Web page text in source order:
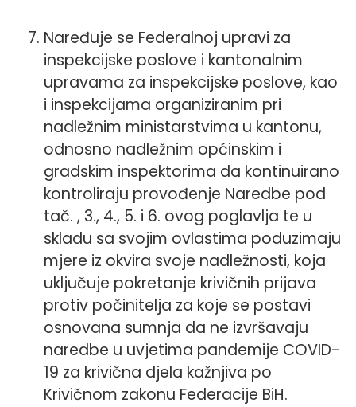
Naređuje se Federalnoj upravi za
inspekcijske poslove i kantonalnim
upravama za inspekcijske poslove, kao
i inspekcijama organiziranim pri
nadležnim ministarstvima u kantonu,
odnosno nadležnim općinskim i
gradskim inspektorima da kontinuirano
kontroliraju provođenje Naredbe pod
tač. , 3., 4., 5. i 6. ovog poglavlja te u
skladu sa svojim ovlastima poduzimaju
mjere iz okvira svoje nadležnosti, koja
uključuje pokretanje krivičnih prijava
protiv počinitelja za koje se postavi
osnovana sumnja da ne izvršavaju
naredbe u uvjetima pandemije COVID-
19 za krivična djela kažnjiva po
Krivičnom zakonu Federacije BiH.